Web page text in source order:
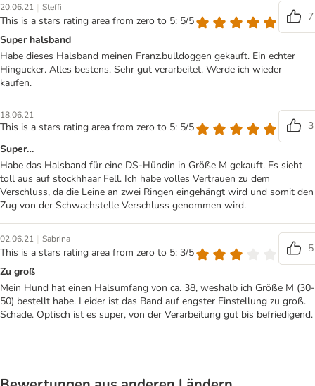
20.06.21 | Steffi
This is a stars rating area from zero to 5: 5/5
7
Super halsband
Habe dieses Halsband meinen Franz.bulldoggen gekauft. Ein echter
Hingucker. Alles bestens. Sehr gut verarbeitet. Werde ich wieder
kaufen.
18.06.21
This is a stars rating area from zero to 5: 5/5
3
Super…
Habe das Halsband für eine DS-Hündin in Größe M gekauft. Es sieht
toll aus auf stockhhaar Fell. Ich habe volles Vertrauen zu dem
Verschluss, da die Leine an zwei Ringen eingehängt wird und somit den
Zug von der Schwachstelle Verschluss genommen wird.
02.06.21 | Sabrina
This is a stars rating area from zero to 5: 3/5
5
Zu groß
Mein Hund hat einen Halsumfang von ca. 38, weshalb ich Größe M (30-
50) bestellt habe. Leider ist das Band auf engster Einstellung zu groß.
Schade. Optisch ist es super, von der Verarbeitung gut bis befriedigend.